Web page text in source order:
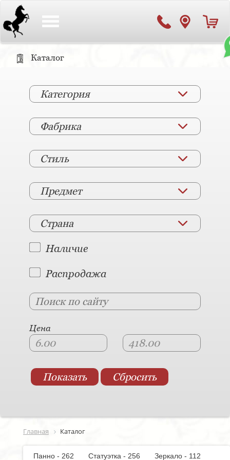
Каталог
Категория
Фабрика
Стиль
Предмет
Страна
Наличие
Распродажа
Цена
Главная Каталог
Панно - 262 Статуэтка - 256
Зеркало - 112